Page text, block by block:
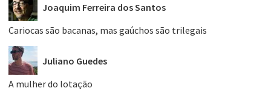
Joaquim Ferreira dos Santos
Cariocas são bacanas, mas gaúchos são trilegais
Juliano Guedes
A mulher do lotação